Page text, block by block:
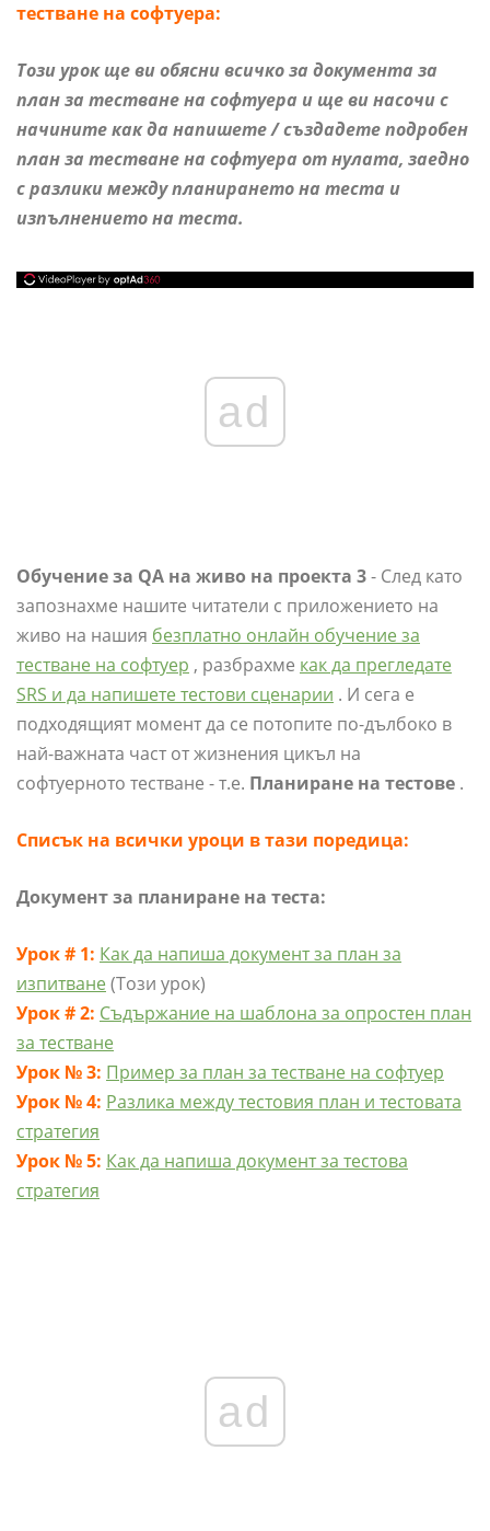
тестване на софтуера:
Този урок ще ви обясни всичко за документа за
план за тестване на софтуера и ще ви насочи с
начините как да напишете / създадете подробен
план за тестване на софтуера от нулата, заедно
сразлики между планирането на теста и
изпълнението на теста.
ad
Обучение за QA на живо на проекта 3- След като
запознахме нашите читатели с приложението на
живо на нашия безплатно онлайн обучение за
тестване на софтуер , разбрахме как да прегледате
SRS и да напишете тестови сценарии . И сега е
подходящият момент да се потопите по-дълбоко в
най-важната част от жизнения цикъл на
софтуерното тестване - т.е. Планиране на тестове .
Списък на всички уроци в тази поредица:
Документ за планиране на теста:
Урок # 1: Как да напиша документ за план за
изпитване (Този урок)
Урок # 2: Съдържание на шаблона за опростен план
за тестване
Урок № 3: Пример за план за тестване на софтуер
Урок № 4: Разлика между тестовия план и тестовата
стратегия
Урок № 5: Как да напиша документ за тестова
стратегия
ad